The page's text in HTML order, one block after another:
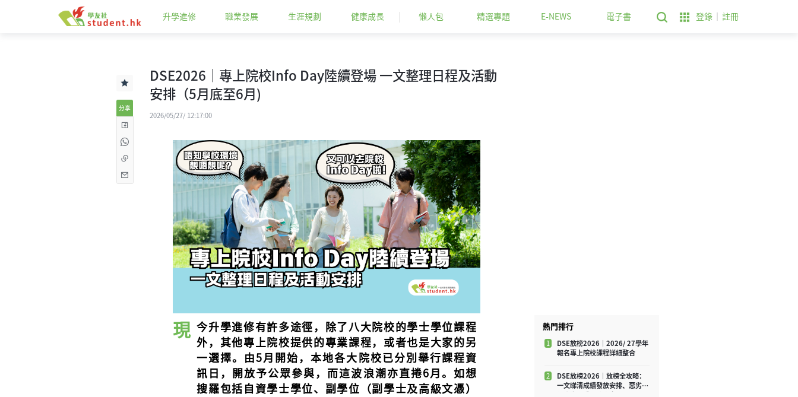
升學進修 職業發展 生涯規劃 健康成長 懶人包 精選專題 E-NEWS 電子書 登錄 註冊
分享
DSE2026｜專上院校Info Day陸續登場 一文整理日程及活動
安排（5月底至6月)
2026/05/27/ 12:17:00
現 今升學進修有許多途徑，除了八大院校的學士學位課程
外，其他專上院校提供的專業課程，或者也是大家的另
一選擇。由5月開始，本地各大院校已分別舉行課程資
訊日，
開放予公眾參與，而這波浪潮亦直捲6月。如想
搜羅包括自資學士學位、副學位（副學士及高級文憑）
熱門排行
1
DSE放榜2026｜2026/ 27學年
報名專上院校課程詳細整合
2
DSE放榜2026｜放榜全攻略：
一文睇清成績發放安排、惡劣天